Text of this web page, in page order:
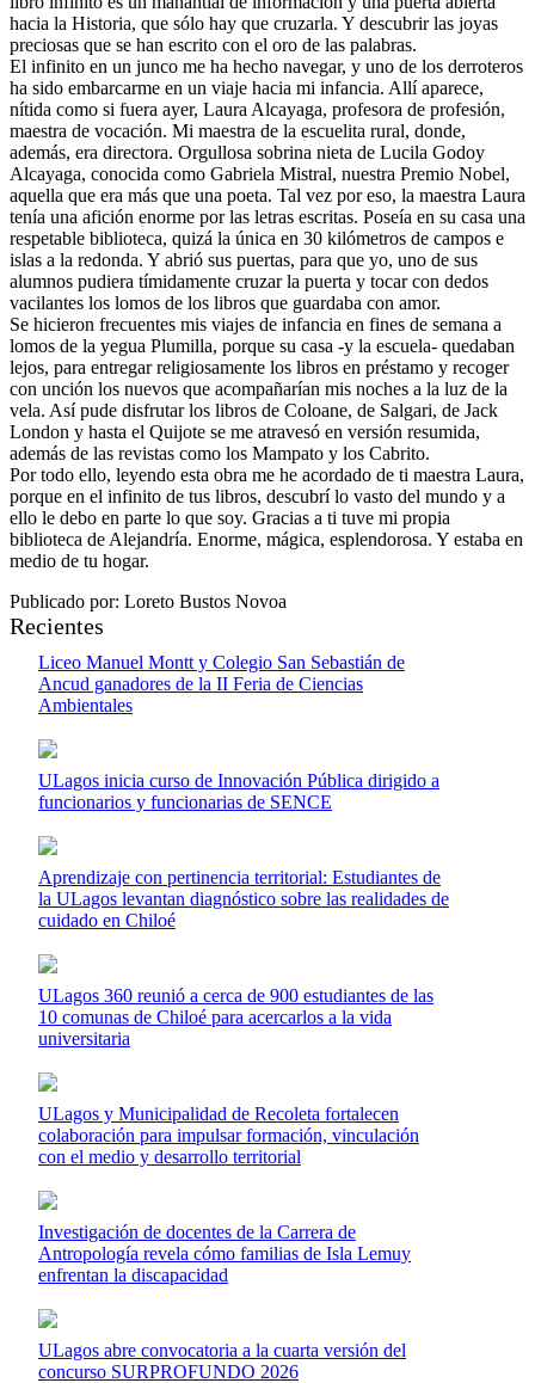
hacia la Historia, que sólo hay que cruzarla. Y descubrir las joyas
preciosas que se han escrito con el oro de las palabras.
El infinito en un junco me ha hecho navegar, y uno de los derroteros
ha sido embarcarme en un viaje hacia mi infancia. Allí aparece,
nítida como si fuera ayer, Laura Alcayaga, profesora de profesión,
maestra de vocación. Mi maestra de la escuelita rural, donde,
además, era directora. Orgullosa sobrina nieta de Lucila Godoy
Alcayaga, conocida como Gabriela Mistral, nuestra Premio Nobel,
aquella que era más que una poeta. Tal vez por eso, la maestra Laura
tenía una afición enorme por las letras escritas. Poseía en su casa una
respetable biblioteca, quizá la única en 30 kilómetros de campos e
islas a la redonda. Y abrió sus puertas, para que yo, uno de sus
alumnos pudiera tímidamente cruzar la puerta y tocar con dedos
vacilantes los lomos de los libros que guardaba con amor.
Se hicieron frecuentes mis viajes de infancia en fines de semana a
lomos de la yegua Plumilla, porque su casa -y la escuela- quedaban
lejos, para entregar religiosamente los libros en préstamo y recoger
con unción los nuevos que acompañarían mis noches a la luz de la
vela. Así pude disfrutar los libros de Coloane, de Salgari, de Jack
London y hasta el Quijote se me atravesó en versión resumida,
además de las revistas como los Mampato y los Cabrito.
Por todo ello, leyendo esta obra me he acordado de ti maestra Laura,
porque en el infinito de tus libros, descubrí lo vasto del mundo y a
ello le debo en parte lo que soy. Gracias a ti tuve mi propia
biblioteca de Alejandría. Enorme, mágica, esplendorosa. Y estaba en
medio de tu hogar.
Publicado por: Loreto Bustos Novoa
Recientes
Liceo Manuel Montt y Colegio San Sebastián de
Ancud ganadores de la II Feria de Ciencias
Ambientales
ULagos inicia curso de Innovación Pública dirigido a
funcionarios y funcionarias de SENCE
Aprendizaje con pertinencia territorial: Estudiantes de
la ULagos levantan diagnóstico sobre las realidades de
cuidado en Chiloé
ULagos 360 reunió a cerca de 900 estudiantes de las
10 comunas de Chiloé para acercarlos a la vida
universitaria
ULagos y Municipalidad de Recoleta fortalecen
colaboración para impulsar formación, vinculación
con el medio y desarrollo territorial
Investigación de docentes de la Carrera de
Antropología revela cómo familias de Isla Lemuy
enfrentan la discapacidad
ULagos abre convocatoria a la cuarta versión del
concurso SURPROFUNDO 2026